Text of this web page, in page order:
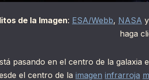
de la Imagen: ESA/Webb, NASA y
haga
pasando en el centro de la
el centro de la imagen infrarroja